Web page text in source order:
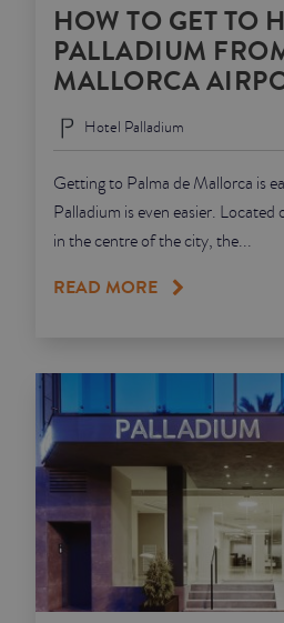
HOW TO GET TO
PALLADIUM
MALLORCA
Hotel Palladium
Getting to Palma de Mallorca is
Palladium is even easier.
in the centre of the city, the...
READ MORE